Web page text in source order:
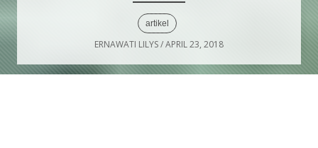
artikel
ERNAWATI LILYS/APRIL 23, 2018